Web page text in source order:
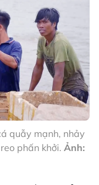
quẫy mạnh, nhảy
phấn khởi. Ảnh: